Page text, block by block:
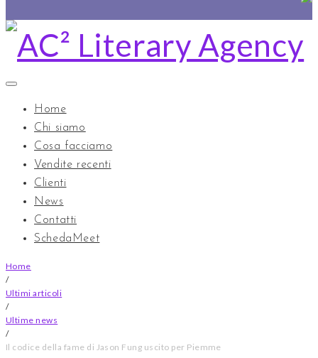
to
content
Home
Chi siamo
Cosa facciamo
Vendite recenti
Clienti
News
Contatti
SchedaMeet
Home
/
Ultimi articoli
/
Ultime news
/
Il codice della fame di Jason Fung uscito per Piemme